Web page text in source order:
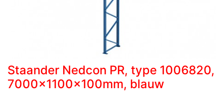
Staander Nedcon PR, type 1006820,
7000x1100x100mm, blauw